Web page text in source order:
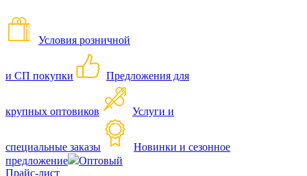
Условия розничной
и СП покупки Предложения для
крупных оптовиков Услуги и
специальные заказы
Новинки и сезонное
предложение
Оптовый
Прайс-лист